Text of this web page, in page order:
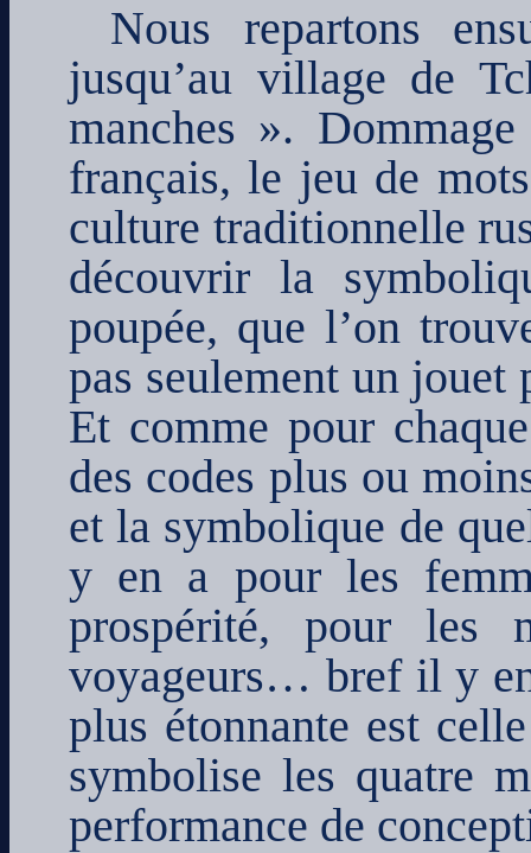
Nous repartons
jusqu’au village de
manches ».
français, le jeu de
culture traditionnelle
découvrir la
poupée, que l’on
pas seulement un jouet
Et comme pour
des codes plus ou
et la symbolique de
y en a pour les
prospérité, pour les
voyageurs… bref il y
plus étonnante est
symbolise les quatre
performance de